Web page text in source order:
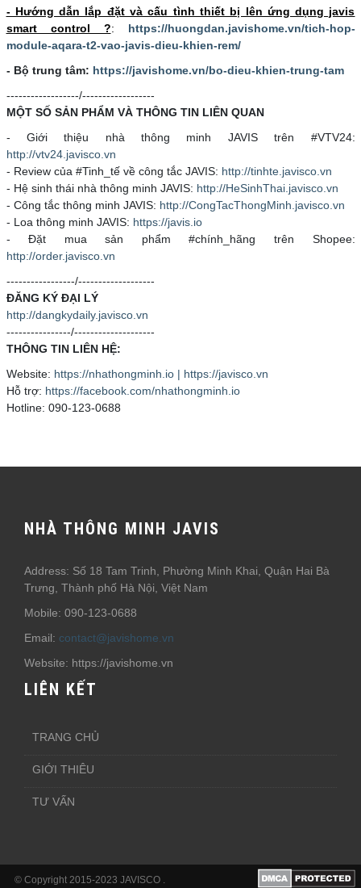
- Hướng dẫn lắp đặt và cấu tình thiết bị lên ứng dụng javis
smart control ?: https://huongdan.javishome.vn/tich-hop-
module-aqara-t2-vao-javis-dieu-khien-rem/
- Bộ trung tâm: https://javishome.vn/bo-dieu-khien-trung-tam
------------------/------------------
MỘT SỐ SẢN PHẨM VÀ THÔNG TIN LIÊN QUAN
- Giới thiệu nhà thông minh JAVIS trên #VTV24:
http://vtv24.javisco.vn
- Review của #Tinh_tế về công tắc JAVIS: http://tinhte.javisco.vn
- Hệ sinh thái nhà thông minh JAVIS: http://HeSinhThai.javisco.vn
- Công tắc thông minh JAVIS: http://CongTacThongMinh.javisco.vn
- Loa thông minh JAVIS: https://javis.io
- Đặt mua sản phẩm #chính_hãng trên Shopee:
http://order.javisco.vn
-----------------/-------------------
ĐĂNG KÝ ĐẠI LÝ
http://dangkydaily.javisco.vn
----------------/--------------------
THÔNG TIN LIÊN HỆ:
Website: https://nhathongminh.io | https://javisco.vn
Hỗ trợ: https://facebook.com/nhathongminh.io
Hotline: 090-123-0688
NHÀ THÔNG MINH JAVIS
Address: Số 18 Tam Trinh, Phường Minh Khai, Quận Hai Bà
Trưng, Thành phố Hà Nội, Việt Nam
Mobile: 090-123-0688
Email: contact@javishome.vn
Website: https://javishome.vn
LIÊN KẾT
TRANG CHỦ
GIỚI THIÊU
TƯ VẤN
© Copyright 2015-2023 JAVISCO .